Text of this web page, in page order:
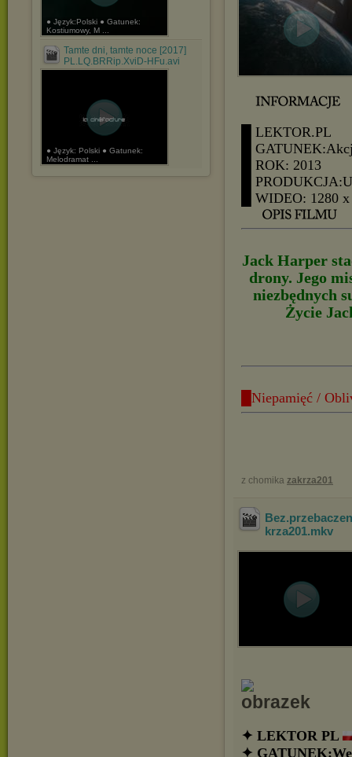
● Język:Polski ● Gatunek:
Kostiumowy, M ...
Tamte dni, tamte noce [2017]
PL.LQ.BRRip.XviD-HFu.avi
● Język: Polski ● Gatunek:
Melodramat ...
█ LEKTOR.PL
█
█ ROK: 2013
█
█ WIDEO: 1280
Jack Harper
drony. Jego
niezbędnych
Życie
█Niepamięć /
z chomika zakrza201
krza201.mkv
✦ LEKTOR PL
✦